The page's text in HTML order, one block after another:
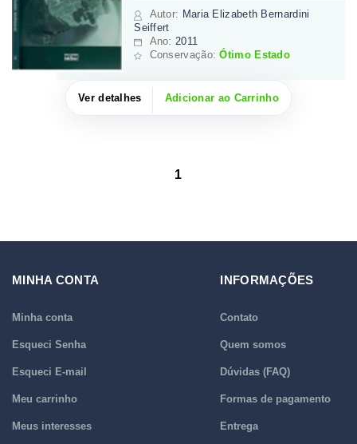
Autor: Maria Elizabeth Bernardini
Seiffert
Ano: 2011
Conservação:Ótimo Estado
Ver detalhes Adicionar ao Carrinho
1
MINHA CONTA
Minha conta
Esqueci Senha
Esqueci E-mail
Meu carrinho
Meus interesses
INFORMAÇÕES
Contato
Quem somos
Dúvidas (FAQ)
Formas de pagamento
Entrega